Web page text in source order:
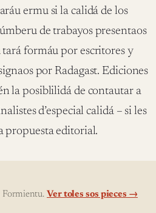
ermu si la calidá de los
de trabayos presentaos
formáu por escritores y
por Radagast. Ediciones
la posiblilidá de contautar a
d’especial calidá – si les
propuesta editorial.
Formientu.Ver toles sos pieces →